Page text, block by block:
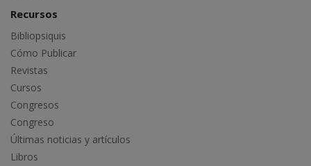
Recursos
Bibliopsiquis
Cómo Publicar
Revistas
Cursos
Congresos
Congreso
Últimas noticias y artículos
Libros